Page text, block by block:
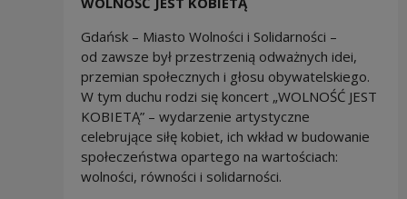
Gdańsk – Miasto Wolności i Solidarności –
od zawsze był przestrzenią odważnych idei,
przemian społecznych i głosu obywatelskiego.
W tym duchu rodzi się koncert „WOLNOŚĆ JEST
KOBIETĄ” – wydarzenie artystyczne
celebrujące siłę kobiet, ich wkład w budowanie
społeczeństwa opartego na wartościach:
wolności, równości i solidarności.